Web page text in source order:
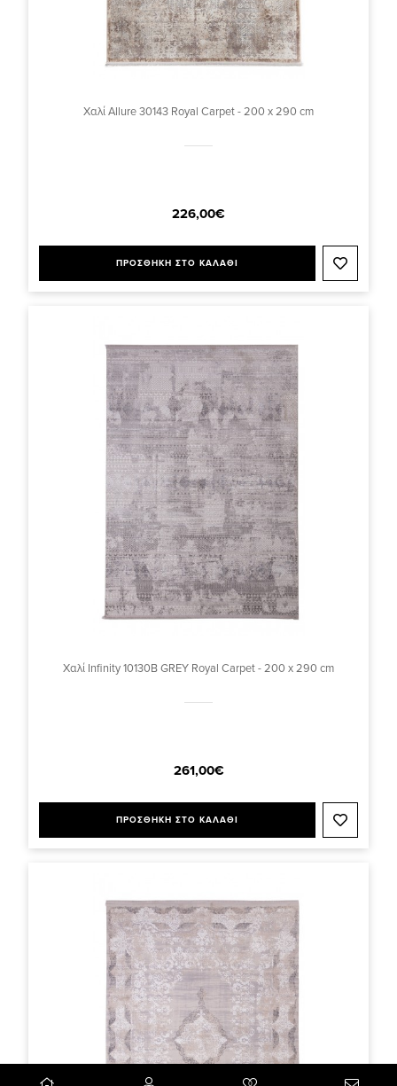
0
Χαλί Allure 30143 Royal Carpet - 200 x 290 cm
226,00€
ΠΡΟΣΘΗΚΗ ΣΤΟ ΚΑΛΑΘΙ
Χαλί Infinity 10130B GREY Royal Carpet - 200 x 290 cm
261,00€
ΠΡΟΣΘΗΚΗ ΣΤΟ ΚΑΛΑΘΙ